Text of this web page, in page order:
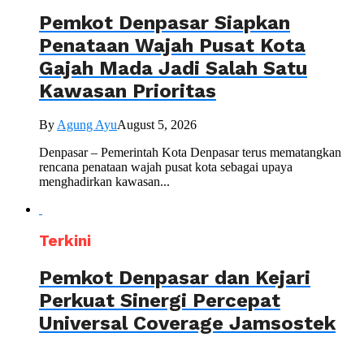
Pemkot Denpasar Siapkan
Penataan Wajah Pusat Kota
Gajah Mada Jadi Salah Satu
Kawasan Prioritas
ByAgung AyuAugust 5, 2026
Denpasar – Pemerintah Kota Denpasar terus mematangkan
rencana penataan wajah pusat kota sebagai upaya
menghadirkan kawasan...
Terkini
Pemkot Denpasar dan Kejari
Perkuat Sinergi Percepat
Universal Coverage Jamsostek